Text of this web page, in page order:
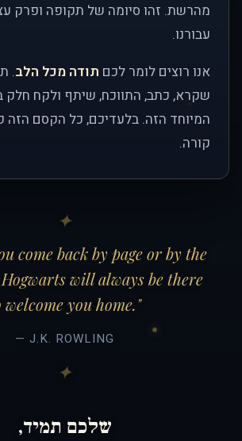
מהרשת. זהו סיומה של תקופה ופרק
עבורנו.
אנו רוצים לומר לכם תודה מכל הלב.
שקרא, כתב, התווכח, שיתף ולקח חלק
המיוחד הזה. בלעדיכם, כל הקסם הזה
קורה.
come back by page or by the
will always be there
welcome you home."
— J.K. ROWLING
שלכם תמיד,